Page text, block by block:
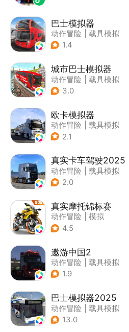
巴士模拟器
动作冒险
载具模拟
| 写实
1.4
城市巴士模拟器
动作冒险
载具模拟
| 写实
3.0
欧卡模拟器
动作冒险
载具模拟
| 写实
2.1
真实卡车驾驶2025
动作冒险
载具模拟
| 汽车
2.0
真实摩托锦标赛
动作冒险
模拟
| 摩托车
4.5
遨游中国2
动作冒险
载具模拟
| 汽车
1.9
巴士模拟器2025
动作冒险
载具模拟
| 汽车 |
13.0